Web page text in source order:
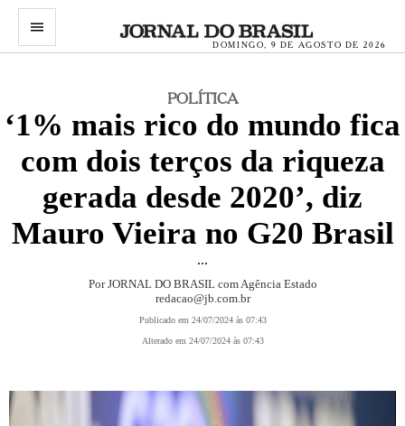
menu
DOMINGO, 9 DE AGOSTO DE 2026
POLÍTICA
‘1% mais rico do mundo fica
com dois terços da riqueza
gerada desde 2020’, diz
Mauro Vieira no G20 Brasil
...
Por JORNAL DO BRASIL com Agência Estado
redacao@jb.com.br
Publicado em 24/07/2024 às 07:43
Alterado em 24/07/2024 às 07:43